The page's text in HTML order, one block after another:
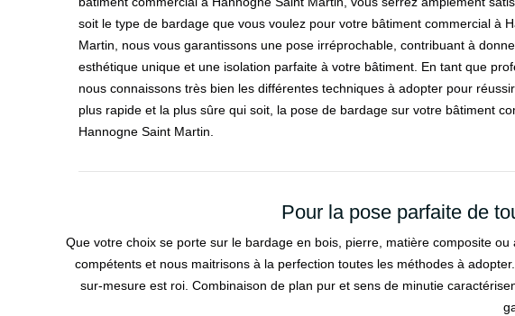
soit le type de bardage que vous voulez pour votre bâtiment commercial à
Martin, nous vous garantissons une pose irréprochable, contribuant à
esthétique unique et une isolation parfaite à votre bâtiment. En tant que
nous connaissons très bien les différentes techniques à adopter pour
plus rapide et la plus sûre qui soit, la pose de bardage sur votre bâtiment
Hannogne Saint Martin.
Pour la pose parfaite de
Que votre choix se porte sur le bardage en bois, pierre, matière composite
compétents et nous maitrisons à la perfection toutes les méthodes à
sur-mesure est roi. Combinaison de plan pur et sens de minutie